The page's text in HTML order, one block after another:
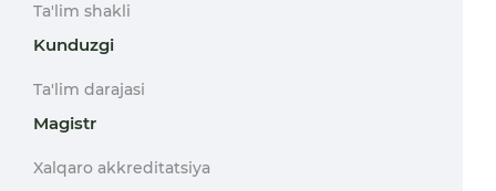
Ta'lim shakli
Kunduzgi
Ta'lim darajasi
Magistr
Xalqaro akkreditatsiya